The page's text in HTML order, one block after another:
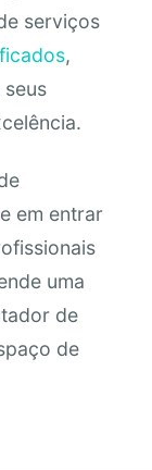
serviços
,
em entrar
uma
de
de